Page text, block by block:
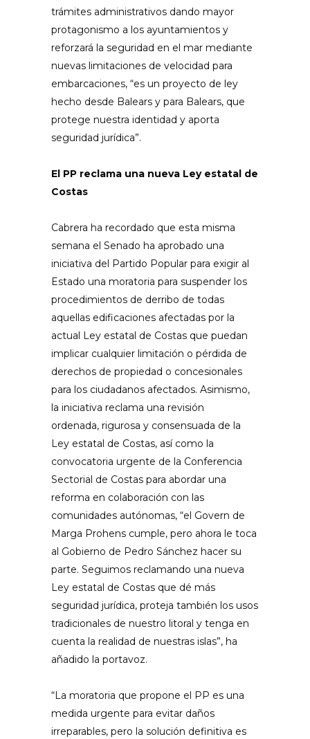
trámites administrativos dando mayor
protagonismo a los ayuntamientos y
reforzará la seguridad en el mar mediante
nuevas limitaciones de velocidad para
embarcaciones, “es un proyecto de ley
hecho desde Balears y para Balears, que
protege nuestra identidad y aporta
seguridad jurídica”.
El PP reclama una nueva Ley estatal de
Costas
Cabrera ha recordado que esta misma
semana el Senado ha aprobado una
iniciativa del Partido Popular para exigir al
Estado una moratoria para suspender los
procedimientos de derribo de todas
aquellas edificaciones afectadas por la
actual Ley estatal de Costas que puedan
implicar cualquier limitación o pérdida de
derechos de propiedad o concesionales
para los ciudadanos afectados. Asimismo,
la iniciativa reclama una revisión
ordenada, rigurosa y consensuada de la
Ley estatal de Costas, así como la
convocatoria urgente de la Conferencia
Sectorial de Costas para abordar una
reforma en colaboración con las
comunidades autónomas, “el Govern de
Marga Prohens cumple, pero ahora le toca
al Gobierno de Pedro Sánchez hacer su
parte. Seguimos reclamando una nueva
Ley estatal de Costas que dé más
seguridad jurídica, proteja también los usos
tradicionales de nuestro litoral y tenga en
cuenta la realidad de nuestras islas”, ha
añadido la portavoz.
“La moratoria que propone el PP es una
medida urgente para evitar daños
irreparables, pero la solución definitiva es